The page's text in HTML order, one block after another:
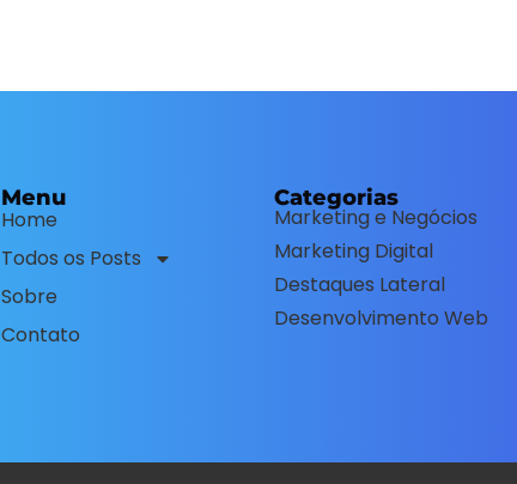
Menu
Home
Todos os Posts
Sobre
Contato
Categorias
Marketing e Negócios
Marketing Digital
Destaques Lateral
Desenvolvimento Web